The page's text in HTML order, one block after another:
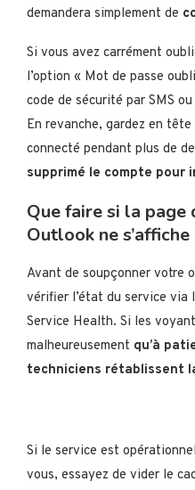
demandera simplement de
Si vous avez carrément
l’option « Mot de passe
code de sécurité par SMS
En revanche, gardez en
connecté pendant plus de
supprimé le compte pour
Que faire si la page
Outlook ne
Avant de soupçonner votre
vérifier l’état du service
Service Health. Si les
malheureusement qu’à
techniciens rétablissent
Si le service est
vous, essayez de vider le